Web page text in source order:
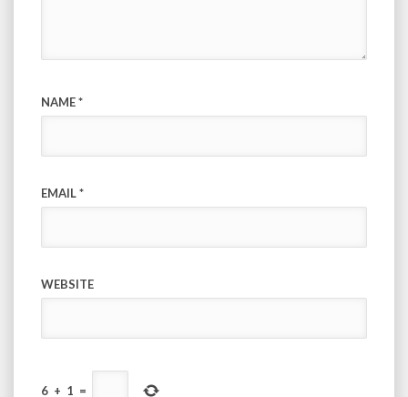
NAME*
EMAIL*
WEBSITE
6 + 1 =